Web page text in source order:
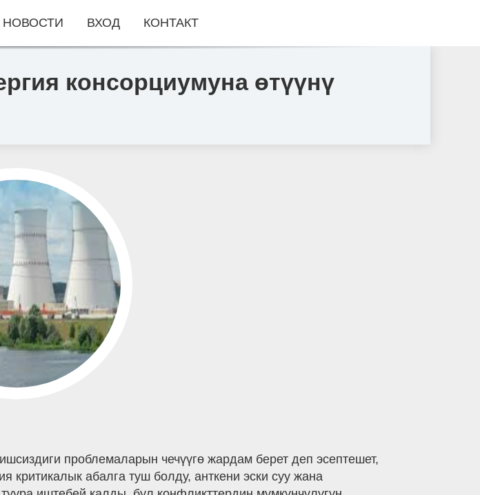
консорциумуна өтүүнү
проблемаларын чечүүгө жардам берет деп эсептешет,
критикалык абалга туш болду, анткени эски суу жана
НОВОСТИ ВХОД КОНТАКТ